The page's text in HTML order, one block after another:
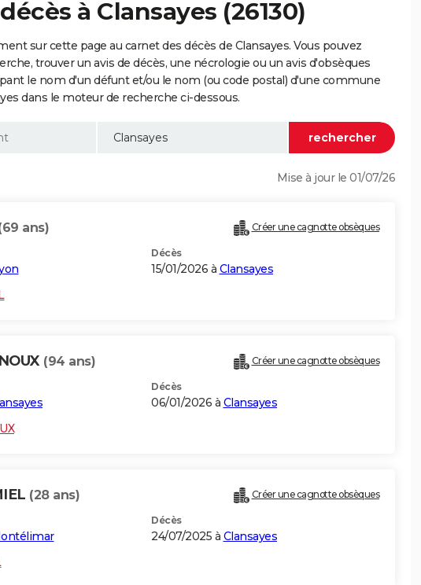
à Clansayes (26130)
sur cette page au carnet des décès de Clansayes. Vous pouvez
trouver un avis de décès, une nécrologie ou un avis d'obsèques
le nom d'un défunt et/ou le nom (ou code postal) d'une commune
dans le moteur de recherche ci-dessous.
Mise à jour le 01/07/26
ans) Créer une cagnotte obsèques
Décès
15/01/2026 à Clansayes
(94 ans) Créer une cagnotte obsèques
Décès
06/01/2026 à Clansayes
(28 ans) Créer une cagnotte obsèques
Décès
24/07/2025 à Clansayes